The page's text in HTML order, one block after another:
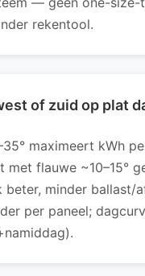
rekentool.
of zuid op plat
maximeert kWh
met flauwe ~10–15°
beter, minder ballast/
per paneel;